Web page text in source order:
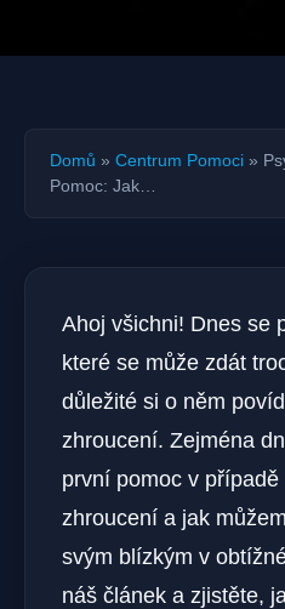
Domů » Centrum Pomoci »
Pomoc: Jak…
Ahoj ‌všichni! Dnes se
které se​ může zdát
důležité​ si o něm
zhroucení. Zejména
první pomoc v
zhroucení a‌ jak
svým blízkým v
náš článek a zjistěte,